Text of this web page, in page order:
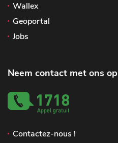
Wallex
Geoportal
Jobs
Neem contact met ons op
Contactez-nous !